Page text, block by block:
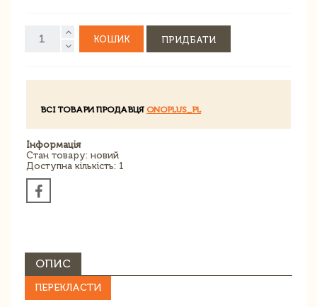
КОШИК ПРИДБАТИ
ВСІ ТОВАРИ ПРОДАВЦЯ ONOPLUS_PL
Інформація
Стан товару: новий
Доступна кількість: 1
ОПИС
ПЕРЕКЛАСТИ